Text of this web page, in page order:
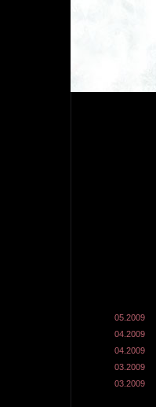
05.2009
04.2009
04.2009
03.2009
03.2009